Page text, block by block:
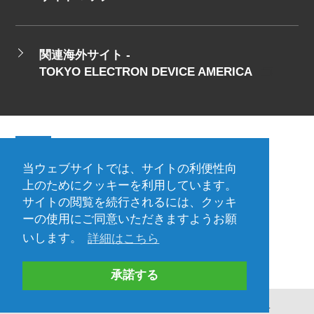
当ウェブサイトでは、サイトの利便性向
上のためにクッキーを利用しています。
サイトの閲覧を続行されるには、クッキ
ーの使用にご同意いただきますようお願
いします。
詳細はこちら
承諾する
関連海外サイト -
TOKYO ELECTRON DEVICE AMERICA
会社概要 ご利用規約
プライバシーポリシー
プレスリリース（プロダクト)
海外拠点
Copyright©Tokyo Electron Device LTD. All Rights Reserved.